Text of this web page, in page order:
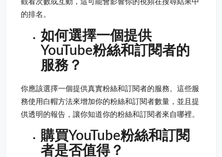
的排名。
如何選擇一個提供
YouTube粉絲和訂閱者的
服務？
你應該選擇一個提供真實粉絲和訂閱者的服務。這些服
務使用白帽方法來增加你的粉絲和訂閱者數量，並且提
供透明的報告，讓你知道你的粉絲和訂閱者來自哪裡。
購買YouTube粉絲和訂閱
者是否值得？